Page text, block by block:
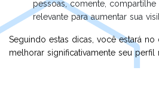
pessoas, comente,
relevante para aumentar sua
Seguindo estas dicas, você estará no
melhorar significativamente seu perfil